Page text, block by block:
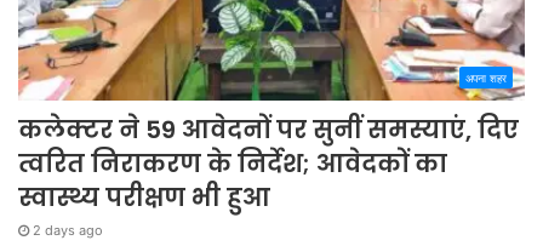
अपना शहर
कलेक्टर ने 59 आवेदनों पर सुनीं समस्याएं, दिए
त्वरित निराकरण के निर्देश; आवेदकों का
स्वास्थ्य परीक्षण भी हुआ
2 days ago